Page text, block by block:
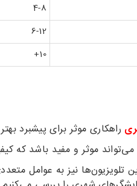
4-8
6-12
10+
راهکاری موثر برای پیشبرد
موثر و مفید باشد که
نیز به عوامل